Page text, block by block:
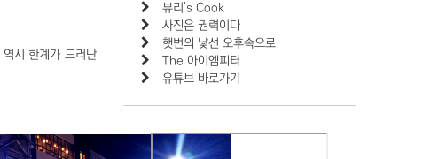
시 한계가 드러난
뷰리's Cook
사진은 권력이다
햇번의 낯선 오후속으로
The 아이엠피터
유튜브 바로가기